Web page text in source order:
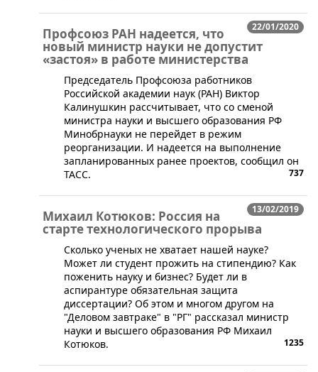
22/01/2020
Профсоюз РАН надеется, что
новый министр науки не допустит
«застоя» в работе министерства
​Председатель Профсоюза работников
Российской академии наук (РАН) Виктор
Калинушкин рассчитывает, что со сменой
министра науки и высшего образования РФ
Минобрнауки не перейдет в режим
реорганизации. И надеется на выполнение
запланированных ранее проектов, сообщил он
ТАСС.
737
13/02/2019
Михаил Котюков: Россия на
старте технологического прорыва
​Сколько ученых не хватает нашей науке?
Может ли студент прожить на стипендию? Как
поженить науку и бизнес? Будет ли в
аспирантуре обязательная защита
диссертации? Об этом и многом другом на
"Деловом завтраке" в "РГ" рассказал министр
науки и высшего образования РФ Михаил
Котюков.
1235